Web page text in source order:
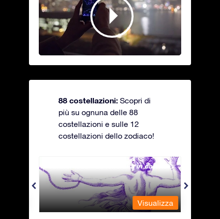
88 costellazioni: Scopri di
più su ognuna delle 88
costellazioni e sulle 12
costellazioni dello zodiaco!
Andromeda - La fanciulla in catene
Visualizza